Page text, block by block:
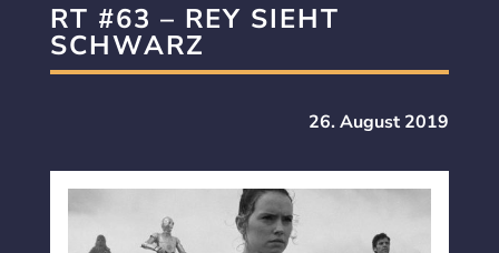
RT #63 – REY SIEHT
SCHWARZ
26. August 2019